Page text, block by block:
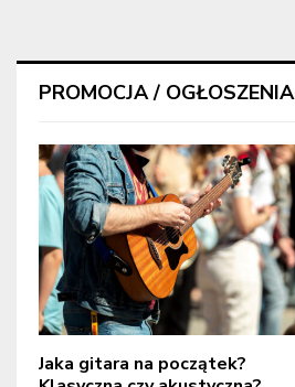
PROMOCJA / OGŁOSZENIA
Jaka gitara na początek?